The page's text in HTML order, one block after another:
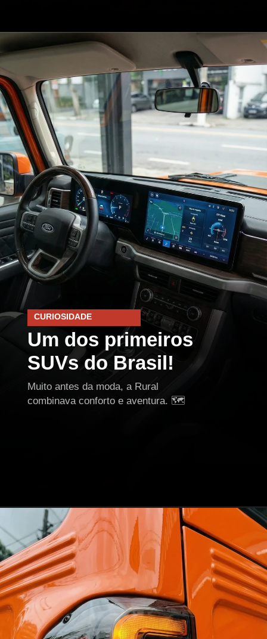
CURIOSIDADE
Um dos primeiros
SUVs do Brasil!
Muito antes da moda, a Rural
combinava conforto e aventura. 🗺️